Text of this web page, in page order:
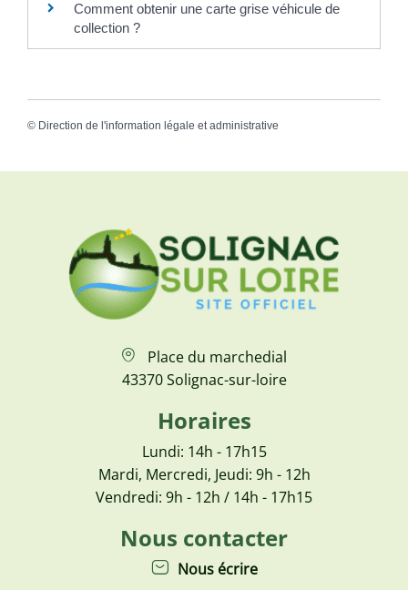
Comment obtenir une carte grise véhicule de
collection ?
© Direction de l'information légale et administrative
Place du marchedial
43370 Solignac-sur-loire
Horaires
Lundi: 14h - 17h15
Mardi, Mercredi, Jeudi: 9h - 12h
Vendredi: 9h - 12h / 14h - 17h15
Nous contacter
Nous écrire